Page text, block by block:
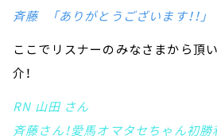
斉藤 「ありがとうございます！！」
ここでリスナーのみなさまから頂
介！
RN 山田 さん
斉藤さん！愛馬オマタセちゃん初